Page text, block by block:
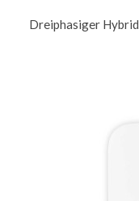
Dreiphasiger